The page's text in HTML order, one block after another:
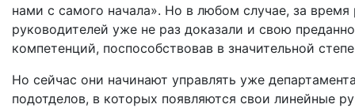
нами с самого начала». Но в любом случае, за
руководителей уже не раз доказали и свою
компетенций, поспособствовав в значительной
Но сейчас они начинают управлять уже
подотделов, в которых появляются свои линейные